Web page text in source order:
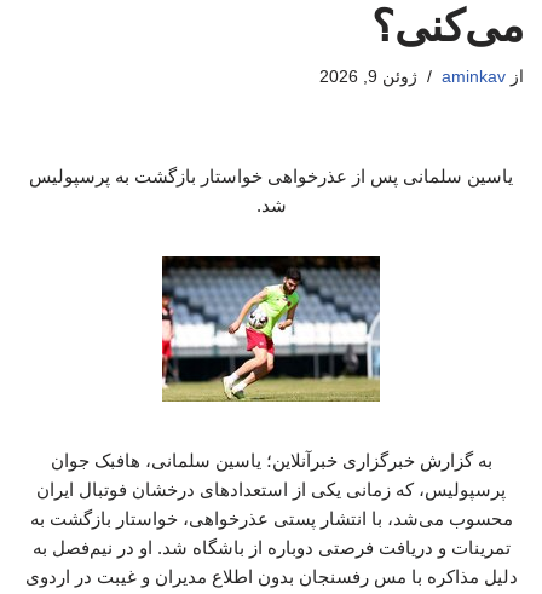
می‌کنی؟
از aminkav ژوئن 9, 2026
یاسین سلمانی پس از عذرخواهی خواستار بازگشت به پرسپولیس
شد.
به گزارش خبرگزاری خبرآنلاین؛ یاسین سلمانی، هافبک جوان
پرسپولیس، که زمانی یکی از استعدادهای درخشان فوتبال ایران
محسوب می‌شد، با انتشار پستی عذرخواهی، خواستار بازگشت به
تمرینات و دریافت فرصتی دوباره از باشگاه شد. او در نیم‌فصل به
دلیل مذاکره با مس رفسنجان بدون اطلاع مدیران و غیبت در اردوی